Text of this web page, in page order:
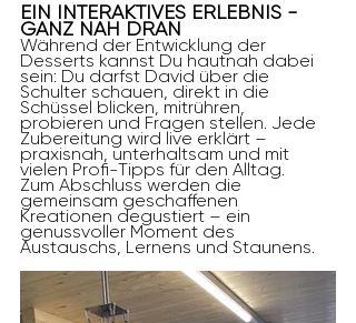
EIN INTERAKTIVES ERLEBNIS -
GANZ NAH DRAN
Während der Entwicklung der
Desserts kannst Du hautnah dabei
sein: Du darfst David über die
Schulter schauen, direkt in die
Schüssel blicken, mitrühren,
probieren und Fragen stellen. Jede
Zubereitung wird live erklärt –
praxisnah, unterhaltsam und mit
vielen Profi-Tipps für den Alltag.
Zum Abschluss werden die
gemeinsam geschaffenen
Kreationen degustiert – ein
genussvoller Moment des
Austauschs, Lernens und Staunens.